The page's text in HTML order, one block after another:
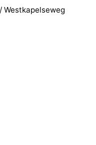
Westkapelseweg